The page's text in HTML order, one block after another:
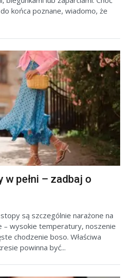
końca poznane, wiadomo, że
w pełni – zadbaj o
są szczególnie narażone na
– wysokie temperatury, noszenie
chodzenie boso. Właściwa
powinna być...